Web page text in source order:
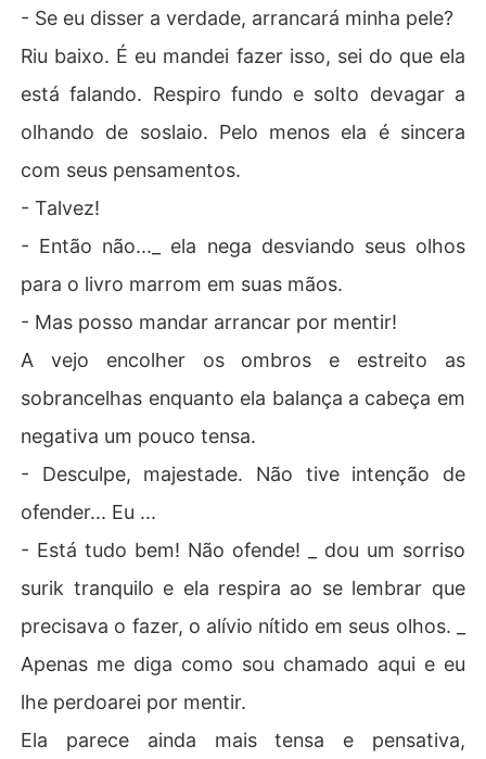
- Se eu disser a verdade, arrancará minha pele?
Riu baixo. É eu mandei fazer isso, sei do que ela
está falando. Respiro fundo e solto devagar a
olhando de soslaio. Pelo menos ela é sincera
com seus pensamentos.
- Talvez!
- Então não..._ ela nega desviando seus olhos
para o livro marrom em suas mãos.
- Mas posso mandar arrancar por mentir!
A vejo encolher os ombros e estreito as
sobrancelhas enquanto ela balança a cabeça em
negativa um pouco tensa.
- Desculpe, majestade. Não tive intenção de
ofender... Eu ...
- Está tudo bem! Não ofende! _ dou um sorriso
surik tranquilo e ela respira ao se lembrar que
precisava o fazer, o alívio nítido em seus olhos. _
Apenas me diga como sou chamado aqui e eu
lhe perdoarei por mentir.
Ela parece ainda mais tensa e pensativa,